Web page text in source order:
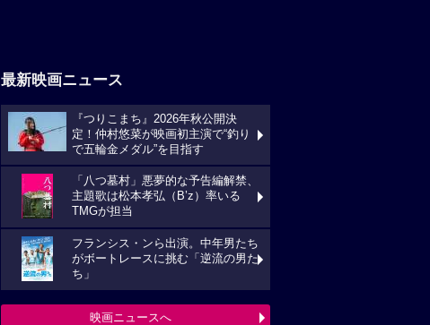
最新映画ニュース
『つりこまち』2026年秋公開決
定！仲村悠菜が映画初主演で“釣り
で五輪金メダル”を目指す
「八つ墓村」悪夢的な予告編解禁、
主題歌は松本孝弘（B’z）率いる
TMGが担当
フランシス・ンら出演。中年男たち
がボートレースに挑む「逆流の男た
ち」
映画ニュースへ